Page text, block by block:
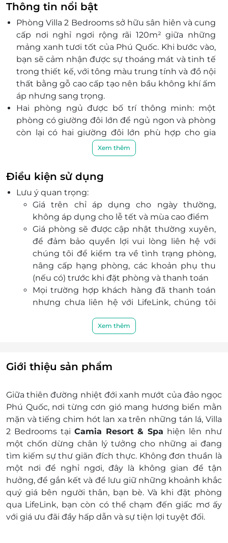
Thông tin nổi bật
Phòng Villa 2 Bedrooms sở hữu sân hiên và cung
cấp nơi nghỉ ngơi rộng rãi 120m² giữa những
mảng xanh tươi tốt của Phú Quốc. Khi bước vào,
bạn sẽ cảm nhận được sự thoáng mát và tinh tế
trong thiết kế, với tông màu trung tính và đồ nội
thất bằng gỗ cao cấp tạo nên bầu không khí ấm
áp nhưng sang trọng.
Hai phòng ngủ được bố trí thông minh: một
phòng có giường đôi lớn để ngủ ngon và phòng
còn lại có hai giường đôi lớn phù hợp cho gia
đình hoặc nhóm bạn bè.
Nằm ngay bên cạnh bãi biển Ông Lang xinh đẹp,
Camia Resort & Spa chỉ cách thị trấn Dương
Đông – trung tâm của Phú Quốc 9 km về phía
Bắc và 19 km đến Sân bay Quốc tế Phú Quốc.
Camia mang đến một hệ thống tiện ích phong
phú:
Bãi biển riêng với cát trắng mịn và nước biển
trong xanh.
Nhà hàng với thực đơn phong phú từ ẩm
thực địa phương đến quốc tế.
Quầy bar bãi biển lý tưởng cho những buổi
chiều lãng mạn.
Spa cao cấp giúp bạn thả lỏng cơ thể và tâm
Phòng gym hiện đại và khu vui chơi dành
nhất.
Xem thêm
Điều kiện sử dụng
Lưu ý quan trọng:
Giá trên chỉ áp dụng cho ngày thường,
không áp dụng cho lễ tết và mùa cao điểm
Giá phòng sẽ được cập nhật thường xuyên,
để đảm bảo quyền lợi vui lòng liên hệ với
chúng tôi để kiểm tra về tình trạng phòng,
nâng cấp hạng phòng, các khoản phụ thu
(nếu có) trước khi đặt phòng và thanh toán
Mọi trường hợp khách hàng đã thanh toán
nhưng chưa liên hệ với LifeLink, chúng tôi
Hướng nhìn: Hướng Vườn
Diện tích phòng: 120m2
các trang thiết bị hiện đại
Tiện ích ưu đãi khác:
Miễn phí ăn sáng hàng ngày
Miễn phí nước chào đón khách
Miễn phí 1 chai nước suối hàng ngày cho mỗi
khách
Miễn phí wifi trong khu vực Resort
Miễn phí sử dụng hồ bơi, khu vui chơi trẻ
em, phòng tập Gym
Giá trên đã bao gồm phí phục vụ và thuế
GTGT
Xem thêm
Giới thiệu sản phẩm
Giữa thiên đường nhiệt đới xanh mướt của đảo ngọc
Phú Quốc, nơi từng cơn gió mang hương biển mằn
mặn và tiếng chim hót lan xa trên những tán lá, Villa
2 Bedrooms tại Camia Resort & Spa hiện lên như
một chốn dừng chân lý tưởng cho những ai đang
tìm kiếm sự thư giãn đích thực. Không đơn thuần là
một nơi để nghỉ ngơi, đây là không gian để tận
hưởng, để gắn kết và để lưu giữ những khoảnh khắc
quý giá bên người thân, bạn bè. Và khi đặt phòng
qua LifeLink, bạn còn có thể chạm đến giấc mơ ấy
với giá ưu đãi đầy hấp dẫn và sự tiện lợi tuyệt đối.